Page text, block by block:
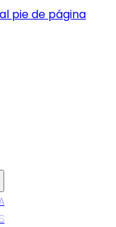
pie de página